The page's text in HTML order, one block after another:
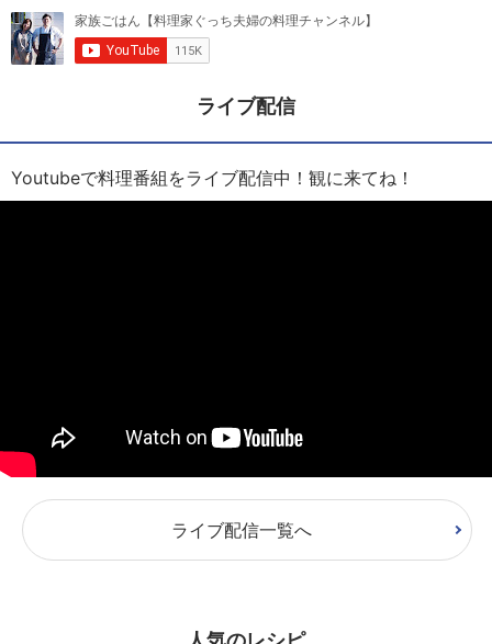
ライブ配信
Youtubeで料理番組をライブ配信中！観に来てね！
ライブ配信一覧へ